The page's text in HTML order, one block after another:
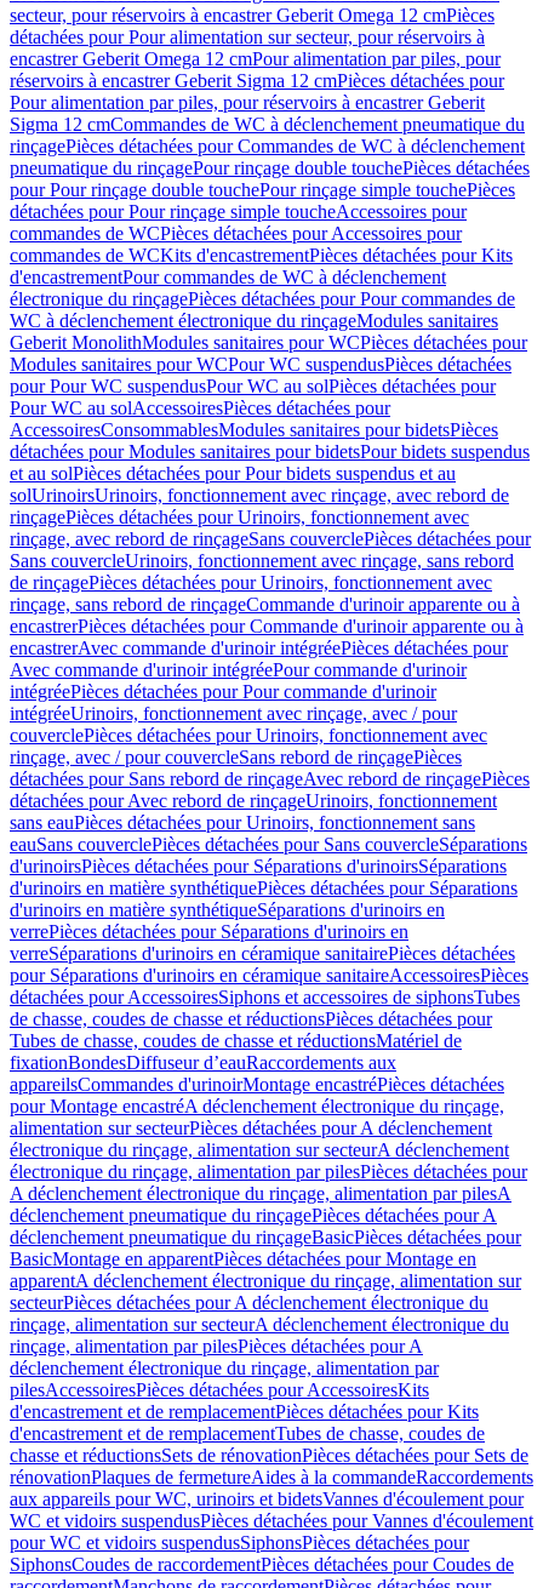
secteur, pour réservoirs à encastrer Geberit Omega 12 cmPièces
détachées pour Pour alimentation sur secteur, pour réservoirs à
encastrer Geberit Omega 12 cmPour alimentation par piles, pour
réservoirs à encastrer Geberit Sigma 12 cmPièces détachées pour
Pour alimentation par piles, pour réservoirs à encastrer Geberit
Sigma 12 cmCommandes de WC à déclenchement pneumatique du
rinçagePièces détachées pour Commandes de WC à déclenchement
pneumatique du rinçagePour rinçage double touchePièces détachées
pour Pour rinçage double touchePour rinçage simple touchePièces
détachées pour Pour rinçage simple toucheAccessoires pour
commandes de WCPièces détachées pour Accessoires pour
commandes de WCKits d'encastrementPièces détachées pour Kits
d'encastrementPour commandes de WC à déclenchement
électronique du rinçagePièces détachées pour Pour commandes de
WC à déclenchement électronique du rinçageModules sanitaires
Geberit MonolithModules sanitaires pour WCPièces détachées pour
Modules sanitaires pour WCPour WC suspendusPièces détachées
pour Pour WC suspendusPour WC au solPièces détachées pour
Pour WC au solAccessoiresPièces détachées pour
AccessoiresConsommablesModules sanitaires pour bidetsPièces
détachées pour Modules sanitaires pour bidetsPour bidets suspendus
et au solPièces détachées pour Pour bidets suspendus et au
solUrinoirsUrinoirs, fonctionnement avec rinçage, avec rebord de
rinçagePièces détachées pour Urinoirs, fonctionnement avec
rinçage, avec rebord de rinçageSans couverclePièces détachées pour
Sans couvercleUrinoirs, fonctionnement avec rinçage, sans rebord
de rinçagePièces détachées pour Urinoirs, fonctionnement avec
rinçage, sans rebord de rinçageCommande d'urinoir apparente ou à
encastrerPièces détachées pour Commande d'urinoir apparente ou à
encastrerAvec commande d'urinoir intégréePièces détachées pour
Avec commande d'urinoir intégréePour commande d'urinoir
intégréePièces détachées pour Pour commande d'urinoir
intégréeUrinoirs, fonctionnement avec rinçage, avec / pour
couverclePièces détachées pour Urinoirs, fonctionnement avec
rinçage, avec / pour couvercleSans rebord de rinçagePièces
détachées pour Sans rebord de rinçageAvec rebord de rinçagePièces
détachées pour Avec rebord de rinçageUrinoirs, fonctionnement
sans eauPièces détachées pour Urinoirs, fonctionnement sans
eauSans couverclePièces détachées pour Sans couvercleSéparations
d'urinoirsPièces détachées pour Séparations d'urinoirsSéparations
d'urinoirs en matière synthétiquePièces détachées pour Séparations
d'urinoirs en matière synthétiqueSéparations d'urinoirs en
verrePièces détachées pour Séparations d'urinoirs en
verreSéparations d'urinoirs en céramique sanitairePièces détachées
pour Séparations d'urinoirs en céramique sanitaireAccessoiresPièces
détachées pour AccessoiresSiphons et accessoires de siphonsTubes
de chasse, coudes de chasse et réductionsPièces détachées pour
Tubes de chasse, coudes de chasse et réductionsMatériel de
fixationBondesDiffuseur d’eauRaccordements aux
appareilsCommandes d'urinoirMontage encastréPièces détachées
pour Montage encastréA déclenchement électronique du rinçage,
alimentation sur secteurPièces détachées pour A déclenchement
électronique du rinçage, alimentation sur secteurA déclenchement
électronique du rinçage, alimentation par pilesPièces détachées pour
A déclenchement électronique du rinçage, alimentation par pilesA
déclenchement pneumatique du rinçagePièces détachées pour A
déclenchement pneumatique du rinçageBasicPièces détachées pour
BasicMontage en apparentPièces détachées pour Montage en
apparentA déclenchement électronique du rinçage, alimentation sur
secteurPièces détachées pour A déclenchement électronique du
rinçage, alimentation sur secteurA déclenchement électronique du
rinçage, alimentation par pilesPièces détachées pour A
déclenchement électronique du rinçage, alimentation par
pilesAccessoiresPièces détachées pour AccessoiresKits
d'encastrement et de remplacementPièces détachées pour Kits
d'encastrement et de remplacementTubes de chasse, coudes de
chasse et réductionsSets de rénovationPièces détachées pour Sets de
rénovationPlaques de fermetureAides à la commandeRaccordements
aux appareils pour WC, urinoirs et bidetsVannes d'écoulement pour
WC et vidoirs suspendusPièces détachées pour Vannes d'écoulement
pour WC et vidoirs suspendusSiphonsPièces détachées pour
SiphonsCoudes de raccordementPièces détachées pour Coudes de